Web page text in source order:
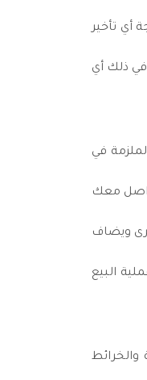
أي تأخير
في ذلك أي
في
معك
ويضاف
البيع